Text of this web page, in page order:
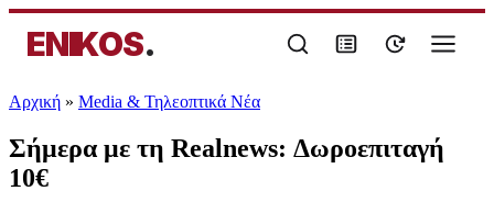
ENIKOS.
Αρχική » Media & Τηλεοπτικά Νέα
Σήμερα με τη Realnews: Δωροεπιταγή
10€